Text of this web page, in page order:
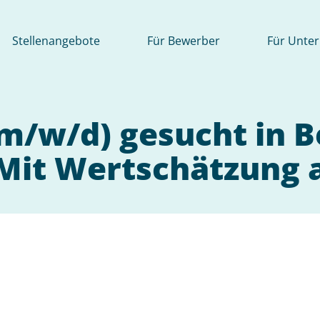
Stellenangebote Für Bewerber Für
w/d) gesucht in
Wertschätzung